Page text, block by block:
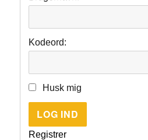
Kodeord:
Husk mig
LOG IND
Registrer